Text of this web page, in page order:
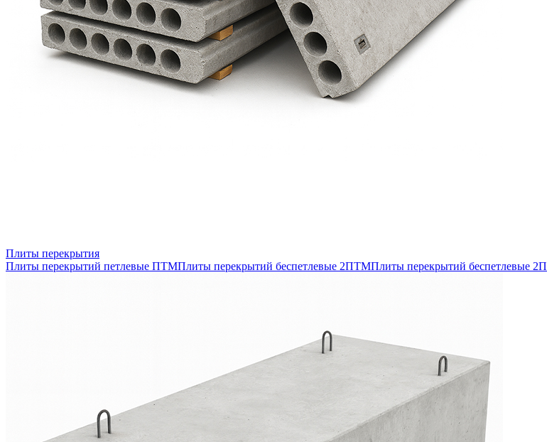
Плиты перекрытия
Плиты перекрытий петлевые ПТМПлиты перекрытий беспетлевые 2ПТМПлиты перекрытий беспетлевые 2П